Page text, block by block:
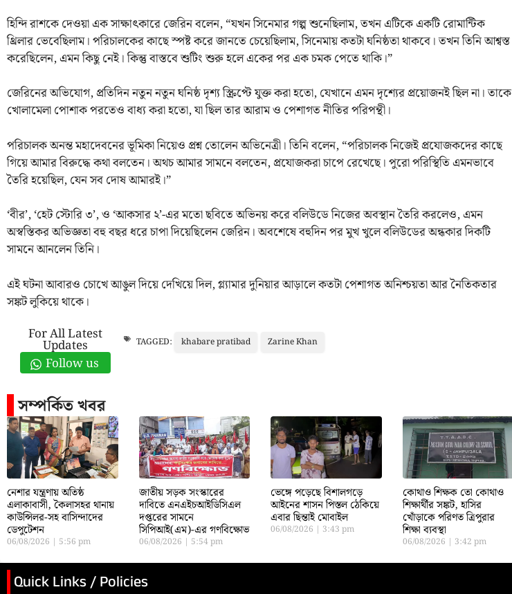
হিন্দি রাশকে দেওয়া এক সাক্ষাৎকারে জেরিন বলেন, “যখন সিনেমার গল্প শুনেছিলাম, তখন এটিকে একটি রোমান্টিক
থ্রিলার ভেবেছিলাম। পরিচালকের কাছে স্পষ্ট করে জানতে চেয়েছিলাম, সিনেমায় কতটা ঘনিষ্ঠতা থাকবে। তখন তিনি আশ্বস্ত
করেছিলেন, এমন কিছু নেই। কিন্তু বাস্তবে শুটিং শুরু হলে একের পর এক চমক পেতে থাকি।”
জেরিনের অভিযোগ, প্রতিদিন নতুন নতুন ঘনিষ্ঠ দৃশ্য স্ক্রিপ্টে যুক্ত করা হতো, যেখানে এমন দৃশ্যের প্রয়োজনই ছিল না। তাকে
খোলামেলা পোশাক পরতেও বাধ্য করা হতো, যা ছিল তার আরাম ও পেশাগত নীতির পরিপন্থী।
পরিচালক অনন্ত মহাদেবনের ভূমিকা নিয়েও প্রশ্ন তোলেন অভিনেত্রী। তিনি বলেন, “পরিচালক নিজেই প্রযোজকদের কাছে
গিয়ে আমার বিরুদ্ধে কথা বলতেন। অথচ আমার সামনে বলতেন, প্রযোজকরা চাপে রেখেছে। পুরো পরিস্থিতি এমনভাবে
তৈরি হয়েছিল, যেন সব দোষ আমারই।”
‘বীর’, ‘হেট স্টোরি ৩’, ও ‘আকসার ২’-এর মতো ছবিতে অভিনয় করে বলিউডে নিজের অবস্থান তৈরি করলেও, এমন
অস্বস্তিকর অভিজ্ঞতা বহু বছর ধরে চাপা দিয়েছিলেন জেরিন। অবশেষে বহুদিন পর মুখ খুলে বলিউডের অন্ধকার দিকটি
সামনে আনলেন তিনি।
এই ঘটনা আবারও চোখে আঙুল দিয়ে দেখিয়ে দিল, গ্ল্যামার দুনিয়ার আড়ালে কতটা পেশাগত অনিশ্চয়তা আর নৈতিকতার
সঙ্কট লুকিয়ে থাকে।
For All Latest
Updates
Follow us
TAGGED: khabare pratibad Zarine Khan
সম্পর্কিত খবর
নেশার যন্ত্রণায় অতিষ্ঠ
এলাকাবাসী, কৈলাসহর থানায়
কাউন্সিলর-সহ বাসিন্দাদের
ডেপুটেশন
06/08/2026 5:56 pm
জাতীয় সড়ক সংস্কারের
দাবিতে এনএইচআইডিসিএল
দপ্তরের সামনে
সিপিআই(এম)-এর গণবিক্ষোভ
06/08/2026 5:54 pm
ভেঙ্গে পড়েছে বিশালগড়ে
আইনের শাসন পিস্তল ঠেকিয়ে
এবার ছিন্তাই মোবাইল
06/08/2026 3:43 pm
কোথাও শিক্ষক তো কোথাও
শিক্ষার্থীর সঙ্কট, হাসির
খোঁড়াকে পরিণত ত্রিপুরার
শিক্ষা ব্যবস্থা
06/08/2026 3:42 pm
Quick Links / Policies